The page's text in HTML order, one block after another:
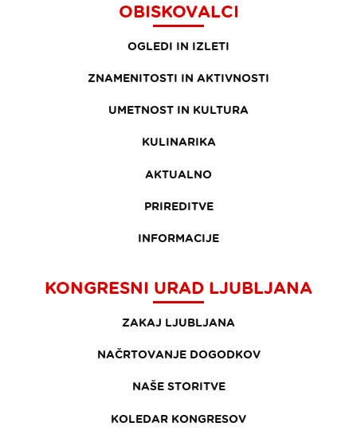
OBISKOVALCI
OGLEDI IN IZLETI
ZNAMENITOSTI IN AKTIVNOSTI
UMETNOST IN KULTURA
KULINARIKA
AKTUALNO
PRIREDITVE
INFORMACIJE
KONGRESNI URAD LJUBLJANA
ZAKAJ LJUBLJANA
NAČRTOVANJE DOGODKOV
NAŠE STORITVE
KOLEDAR KONGRESOV